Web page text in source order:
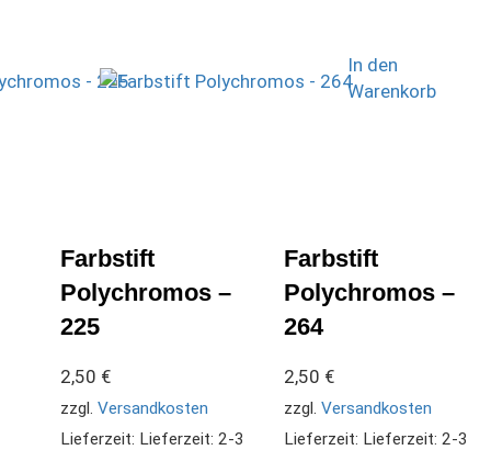
In den
Warenkorb
Farbstift
Polychromos –
225
2,50 €
zzgl. Versandkosten
Lieferzeit: Lieferzeit: 2-3
Farbstift
Polychromos –
264
2,50 €
zzgl. Versandkosten
Lieferzeit: Lieferzeit: 2-3